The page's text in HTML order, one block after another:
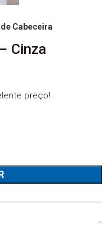
Cabeceira
Cinza
preço!
Cinza